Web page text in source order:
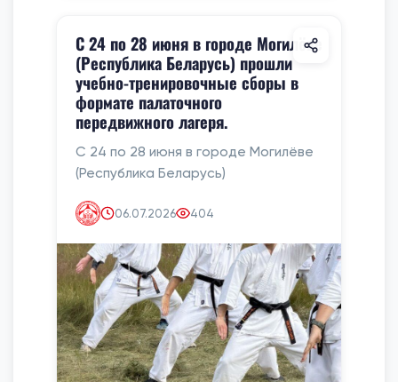
С 24 по 28 июня в городе Могилёве
(Республика Беларусь) прошли
учебно-тренировочные сборы в
формате палаточного
передвижного лагеря.
С 24 по 28 июня в городе Могилёве
(Республика Беларусь)
06.07.2026 404